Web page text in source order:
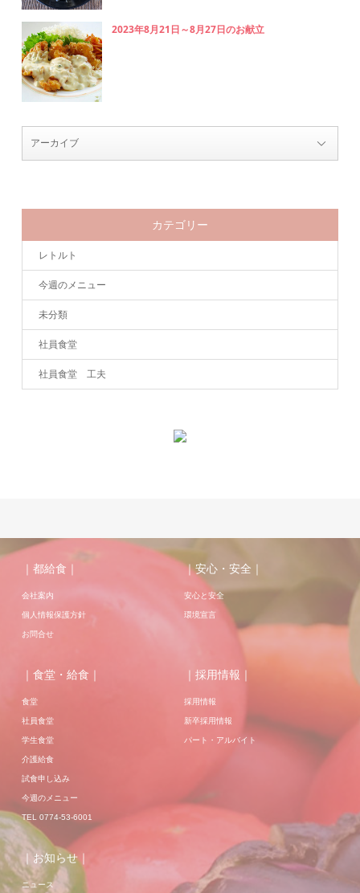
2023年8月21日～8月27日のお献立
カテゴリー
レトルト
今週のメニュー
未分類
社員食堂
社員食堂 工夫
｜都給食｜
会社案内
個人情報保護方針
お問合せ
｜安心・安全｜
安心と安全
環境宣言
｜食堂・給食｜
食堂
社員食堂
学生食堂
介護給食
試食申し込み
今週のメニュー
TEL 0774-53-6001
｜採用情報｜
採用情報
新卒採用情報
パート・アルバイト
｜お知らせ｜
ニュース